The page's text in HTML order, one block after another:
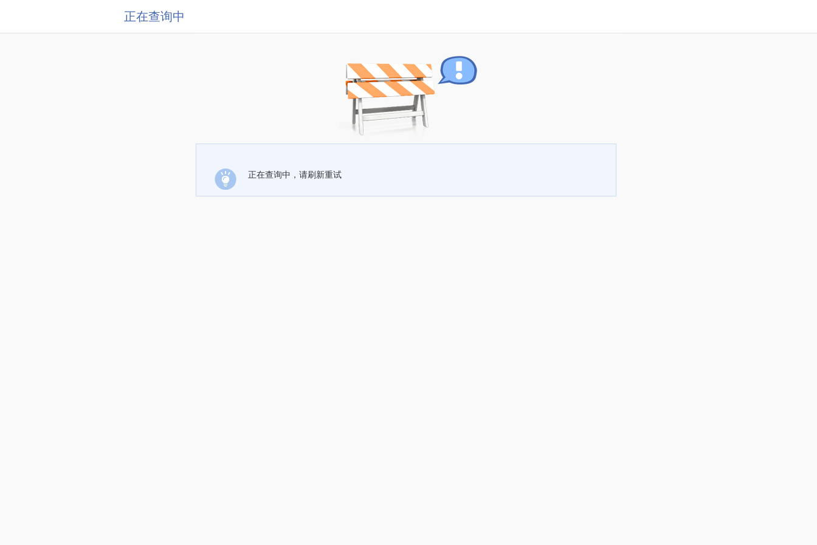
正在查询中
正在查询中，请刷新重试